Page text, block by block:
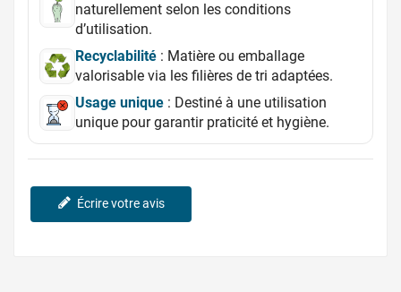
naturellement selon les conditions
d’utilisation.
Recyclabilité : Matière ou emballage
valorisable via les filières de tri adaptées.
Usage unique : Destiné à une utilisation
unique pour garantir praticité et hygiène.
Écrire votre avis